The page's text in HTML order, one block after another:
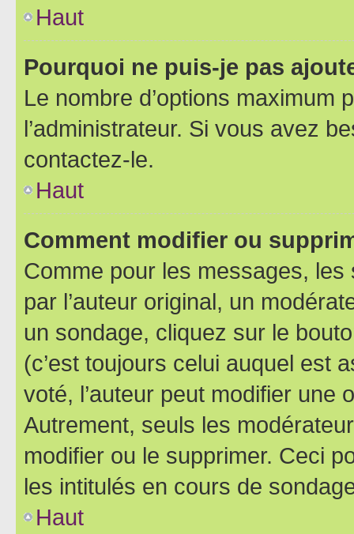
Haut
Pourquoi ne puis-je pas
Le nombre d’options maximum
l’administrateur. Si vous avez
contactez-le.
Haut
Comment modifier ou
Comme pour les messages,
par l’auteur original, un
un sondage, cliquez sur le
(c’est toujours celui auquel est
voté, l’auteur peut modifier une
Autrement, seuls les
modifier ou le supprimer. Ceci
les intitulés en cours de
Haut